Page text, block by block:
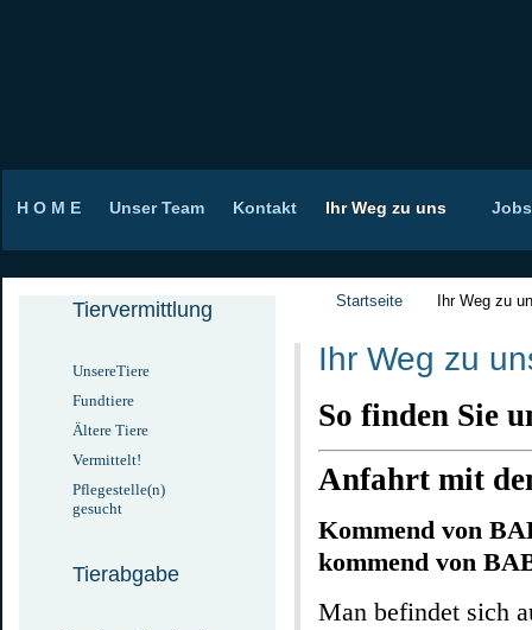
H O M E Unser Team Kontakt Ihr Weg zu uns Jobs
Startseite Ihr Weg zu
Ihr Weg zu
So finden Sie
Anfahrt mit
Kommend von
kommend von
Man befindet sich
Tiervermittlung
UnsereTiere
Fundtiere
Ältere Tiere
Vermittelt!
Pflegestelle(n)
gesucht
Tierabgabe